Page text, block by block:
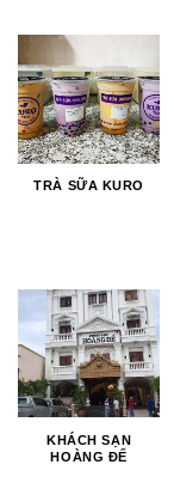
TRÀ SỮA KURO
KHÁCH SẠN
HOÀNG ĐẾ